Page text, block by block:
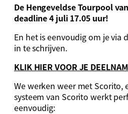
De Hengeveldse Tourpool
deadline 4 juli 17.05 uur!
En het is eenvoudig om je
in te schrijven.
KLIK HIER VOOR JE
We werken weer met Scorito,
systeem van Scorito werkt
eenvoudig: